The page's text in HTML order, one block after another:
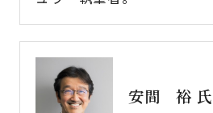
安間 裕 氏